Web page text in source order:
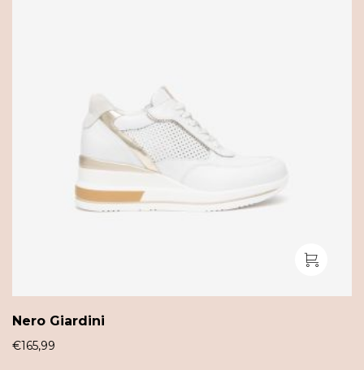
Nero Giardini
€165,99